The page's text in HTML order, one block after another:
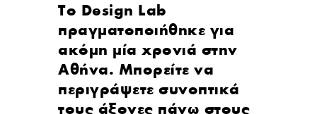
Το Design Lab
πραγματοποιήθηκε για
ακόμη μία χρονιά στην
Αθήνα. Μπορείτε να
περιγράψετε συνοπτικά
τους άξονες πάνω στους